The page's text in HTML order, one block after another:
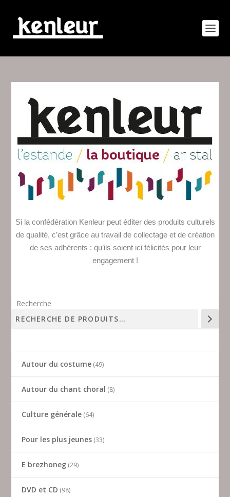
Si la confédération Kenleur peut éditer des produits culturels
de qualité, c’est grâce au travail de collectage et de création
de ses adhérents : qu’ils soient ici félicités pour leur
engagement !
Recherche
Autour du costume 49
Autour du chant choral 8
Culture générale 64
Pour les plus jeunes 33
E brezhoneg 29
DVD et CD 98